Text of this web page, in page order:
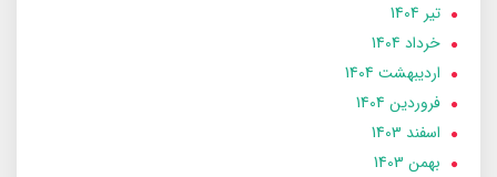
تير 1404
خرداد 1404
ارديبهشت 1404
فروردین 1404
اسفند 1403
بهمن 1403